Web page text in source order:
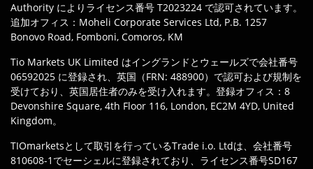
Authority によりライセンス番号 T2023224 で認可されています。
追加オフィス：Moheli Corporate Services Ltd, P.B. 1257
Bonovo Road, Fomboni, Comoros, KM
Tio Markets UK Limited はイングランドとウェールズで会社番号
06592025 に登録され、英国（FRN: 488900）で認可および規制を
受けており、英国居住者のみを受け入れます。登録オフィス：8
Devonshire Square, 4th Floor 116, London, EC2M 4YD, United
Kingdom。
TIOmarketsとして取引を行っているTrade i.o. Ltdは、会社番号
810608-1でセーシェルに登録されており、ライセンス番号SD167